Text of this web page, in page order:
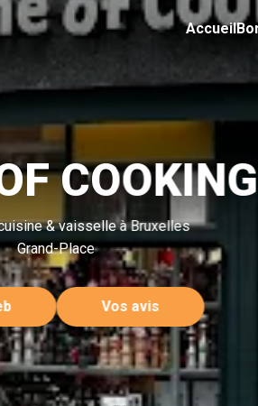
Accueil
COOKING
& vaisselle à Bruxelles
Grand-Place
Vos avis